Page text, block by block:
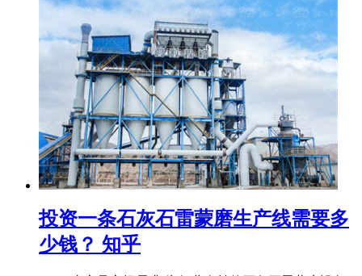
投资一条石灰石雷蒙磨生产线需要多
少钱？ 知乎